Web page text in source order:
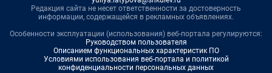
Редакция сайта не несет ответственности за достоверность
информации, содержащейся в рекламных объявлениях.
Особенности эксплуатации (использования) веб-портала регулируются:
Руководством пользователя
Описанием функциональных характеристик ПО
Условиями использования веб-портала и политикой
конфиденциальности персональных данных